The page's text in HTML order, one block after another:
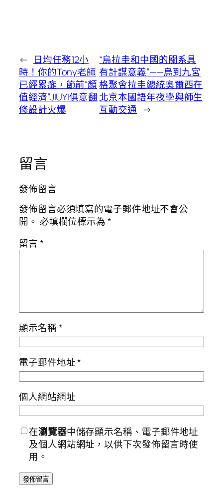
←
日均任務12小
時！你的Tony老師
已經累癱，節前“顏
值經濟”JIUYI俱意翻
修設計火爆
“烏拉圭和中國的關系具
有計謀意義”——烏到九宮
格聚會拉圭總統奧爾西在
北京本國語年夜學與師生
互動交通 →
留言
發佈留言
發佈留言必須填寫的電子郵件地址不會公
開。 必填欄位標示為*
留言*
顯示名稱*
電子郵件地址*
個人網站網址
在瀏覽器中儲存顯示名稱、電子郵件地址
及個人網站網址，以供下次發佈留言時使
用。